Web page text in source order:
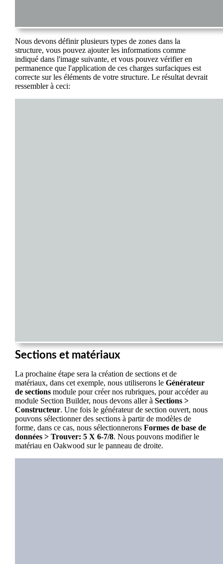
Nous devons définir plusieurs types de zones dans la
structure, vous pouvez ajouter les informations comme
indiqué dans l'image suivante, et vous pouvez vérifier en
permanence que l'application de ces charges surfaciques est
correcte sur les éléments de votre structure. Le résultat devrait
ressembler à ceci:
Sections et matériaux
La prochaine étape sera la création de sections et de
matériaux, dans cet exemple, nous utiliserons le Générateur
de sectionsmodule pour créer nos rubriques, pour accéder au
module Section Builder, nous devons aller à Sections >
Constructeur. Une fois le générateur de section ouvert, nous
pouvons sélectionner des sections à partir de modèles de
forme, dans ce cas, nous sélectionnerons Formes de base de
données > Trouver: 5 X 6-7/8. Nous pouvons modifier le
matériau en Oakwood sur le panneau de droite.